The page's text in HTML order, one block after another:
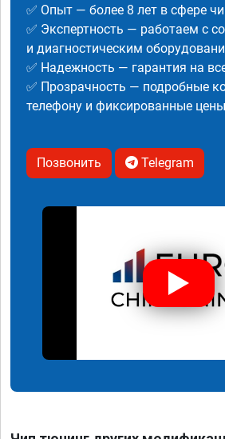
✅ Опыт — более 8 лет в сфере
✅ Экспертность — работаем с
и диагностическим
✅ Надежность — гарантия на
✅ Прозрачность — подробные
телефону и фиксированные
Позвонить Telegram